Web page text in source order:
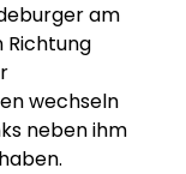
am
Richtung
wechseln
neben ihm